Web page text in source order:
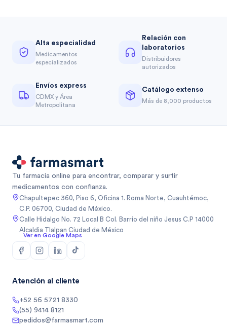
Alta especialidad
Medicamentos
especializados
Relación con
laboratorios
Distribuidores
autorizados
Envíos express
CDMX y Área
Metropolitana
Catálogo extenso
Más de 8,000 productos
Tu farmacia online para encontrar, comparar y surtir
medicamentos con confianza.
Chapultepec 360, Piso 6, Oficina 1. Roma Norte, Cuauhtémoc,
C.P. 06700, Ciudad de México.
Calle Hidalgo No. 72 Local B Col. Barrio del niño Jesus C.P 14000
Alcaldia Tlalpan Ciudad de México
Ver en Google Maps
Atención al cliente
+52 56 5721 8330
(55) 9414 8121
pedidos@farmasmart.com